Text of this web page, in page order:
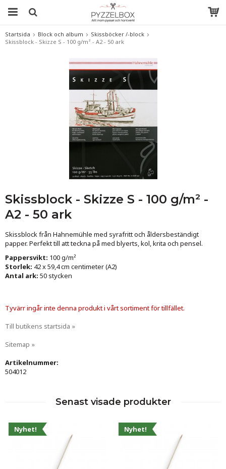
Startsida Block och album
Skissböcker /-block
Skissblock - Skizze S - 100 g/m² - A2 - 50 ark
Skissblock - Skizze S - 100 g/m² -
A2 - 50 ark
Skissblock från Hahnemühle med syrafritt och åldersbeständigt
papper. Perfekt till att teckna på med blyerts, kol, krita och pensel.
Pappersvikt: 100 g/m²
Storlek: 42 x 59,4 cm centimeter (A2)
Antal ark: 50 stycken
Tyvärr ingår inte denna produkt i vårt sortiment för tillfället.
Till butikens startsida »
Sitemap »
Artikelnummer:
504012
Senast visade produkter
Nyhet! Nyhet!